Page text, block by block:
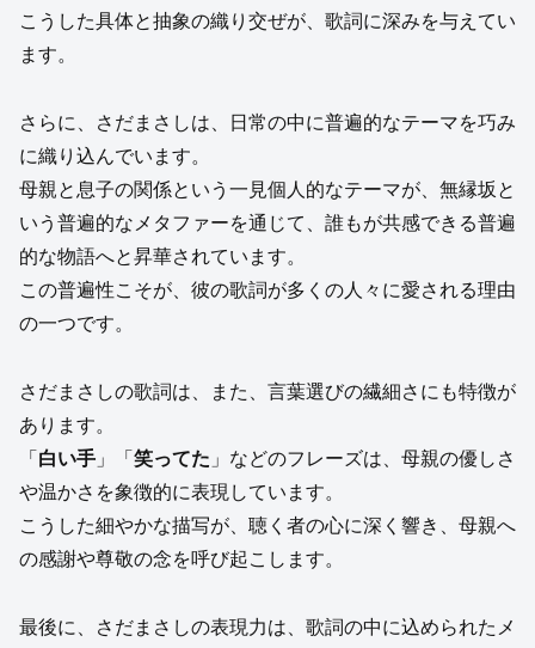
こうした具体と抽象の織り交ぜが、歌詞に深みを与えてい
ます。
さらに、さだまさしは、日常の中に普遍的なテーマを巧み
に織り込んでいます。
母親と息子の関係という一見個人的なテーマが、無縁坂と
いう普遍的なメタファーを通じて、誰もが共感できる普遍
的な物語へと昇華されています。
この普遍性こそが、彼の歌詞が多くの人々に愛される理由
の一つです。
さだまさしの歌詞は、また、言葉選びの繊細さにも特徴が
あります。
「 白い手 」「 笑ってた 」などのフレーズは、母親の優しさ
や温かさを象徴的に表現しています。
こうした細やかな描写が、聴く者の心に深く響き、母親へ
の感謝や尊敬の念を呼び起こします。
最後に、さだまさしの表現力は、歌詞の中に込められたメ